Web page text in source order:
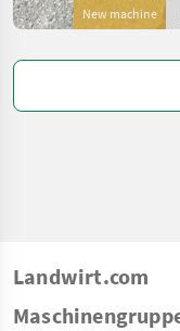
New machine
Landwirt.com